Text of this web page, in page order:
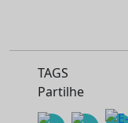
TAGS
Partilhe